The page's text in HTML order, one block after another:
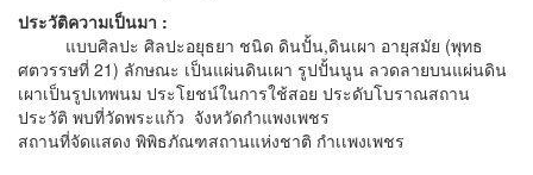
ประวัติความเป็นมา :
แบบศิลปะ ศิลปะอยุธยา ชนิด ดินปั้น,ดินเผา อายุสมัย (พุทธ
ศตวรรษที่ 21) ลักษณะ เป็นแผ่นดินเผา รูปปั้นนูน ลวดลายบนแผ่นดิน
เผาเป็นรูปเทพนม ประโยชน์ในการใช้สอย ประดับโบราณสถาน
ประวัติ พบที่วัดพระแก้ว จังหวัดกำแพงเพชร
สถานที่จัดแสดง พิพิธภัณฑสถานแห่งชาติ กำเเพงเพชร